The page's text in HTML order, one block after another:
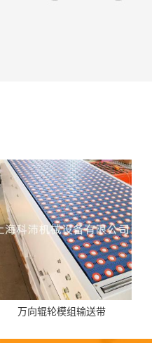
万向辊轮模组输送带